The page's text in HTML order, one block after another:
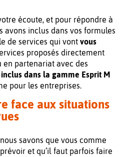
écoute, et pour répondre à
avons inclus dans vos formules
de services qui vont vous
proposés directement
partenariat avec des
inclus dans la gamme Esprit M
pour les entreprises.
face aux situations
savons que vous comme
et qu’il faut parfois faire